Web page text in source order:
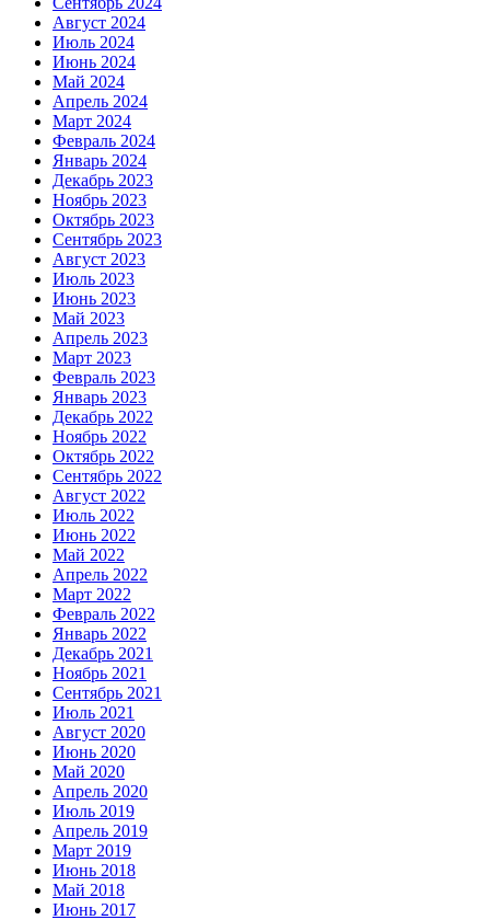
Август 2024
Июль 2024
Июнь 2024
Май 2024
Апрель 2024
Март 2024
Февраль 2024
Январь 2024
Декабрь 2023
Ноябрь 2023
Октябрь 2023
Сентябрь 2023
Август 2023
Июль 2023
Июнь 2023
Май 2023
Апрель 2023
Март 2023
Февраль 2023
Январь 2023
Декабрь 2022
Ноябрь 2022
Октябрь 2022
Сентябрь 2022
Август 2022
Июль 2022
Июнь 2022
Май 2022
Апрель 2022
Март 2022
Февраль 2022
Январь 2022
Декабрь 2021
Ноябрь 2021
Сентябрь 2021
Июль 2021
Август 2020
Июнь 2020
Май 2020
Апрель 2020
Июль 2019
Апрель 2019
Март 2019
Июнь 2018
Май 2018
Июнь 2017